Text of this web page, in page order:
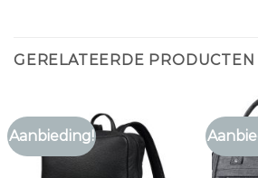
GERELATEERDE PRODUCTEN
Aanbieding!